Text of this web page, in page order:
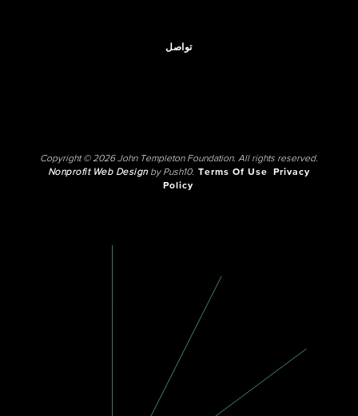
تواصل
Copyright © 2026 John Templeton Foundation. All rights reserved.
Nonprofit Web Designby Push10. Terms Of Use
Privacy
Policy